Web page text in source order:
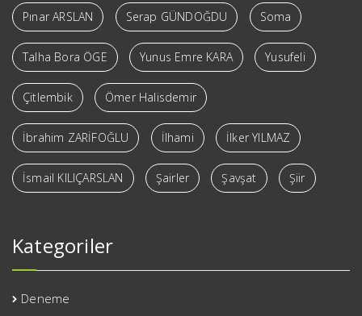
Pınar ARSLAN Serap GÜNDOĞDU Soma
Talha Bora ÖGE Yunus Emre KARA Yusufeli
Çitlembik Ömer Halisdemir
İbrahim ZARİFOĞLU İlhami İlker YILMAZ
İsmail KILIÇARSLAN Şairler Şavşat Şiir
Kategoriler
Deneme